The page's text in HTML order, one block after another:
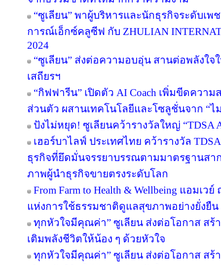
“ซูเลียน” พาผู้บริหารและนักธุรกิจระดับเ
การณ์เอ็กซ์คลูซีฟ กับ ZHULIAN
2024
“ซูเลียน” ส่งต่อความอบอุ่น สานต่อพลังใจใ
เสถียรฯ
“กิฟฟารีน” เปิดตัว AI Coach เพิ่มขีดควา
ส่วนตัว ผสานเทคโนโลยีและโซลูชั่นจาก “
ปังไม่หยุด! ซูเลียนคว้ารางวัลใหญ่ “TDSA
เฮอร์บาไลฟ์ ประเทศไทย คว้ารางวัล
ธุรกิจที่ยึดมั่นจรรยาบรรณตามมาตรฐานสา
ภาพผู้นำธุรกิจขายตรงระดับโลก
From Farm to Health & Wellbeing แอมเ
แห่งการใช้ธรรมชาติดูแลสุขภาพอย่างยั่งยืน
ทุกหัวใจมีคุณค่า” ซูเลียน ส่งต่อโอกาส สร้
เติมพลังชีวิตให้น้อง ๆ ด้วยหัวใจ
ทุกหัวใจมีคุณค่า” ซูเลียน ส่งต่อโอกาส สร้